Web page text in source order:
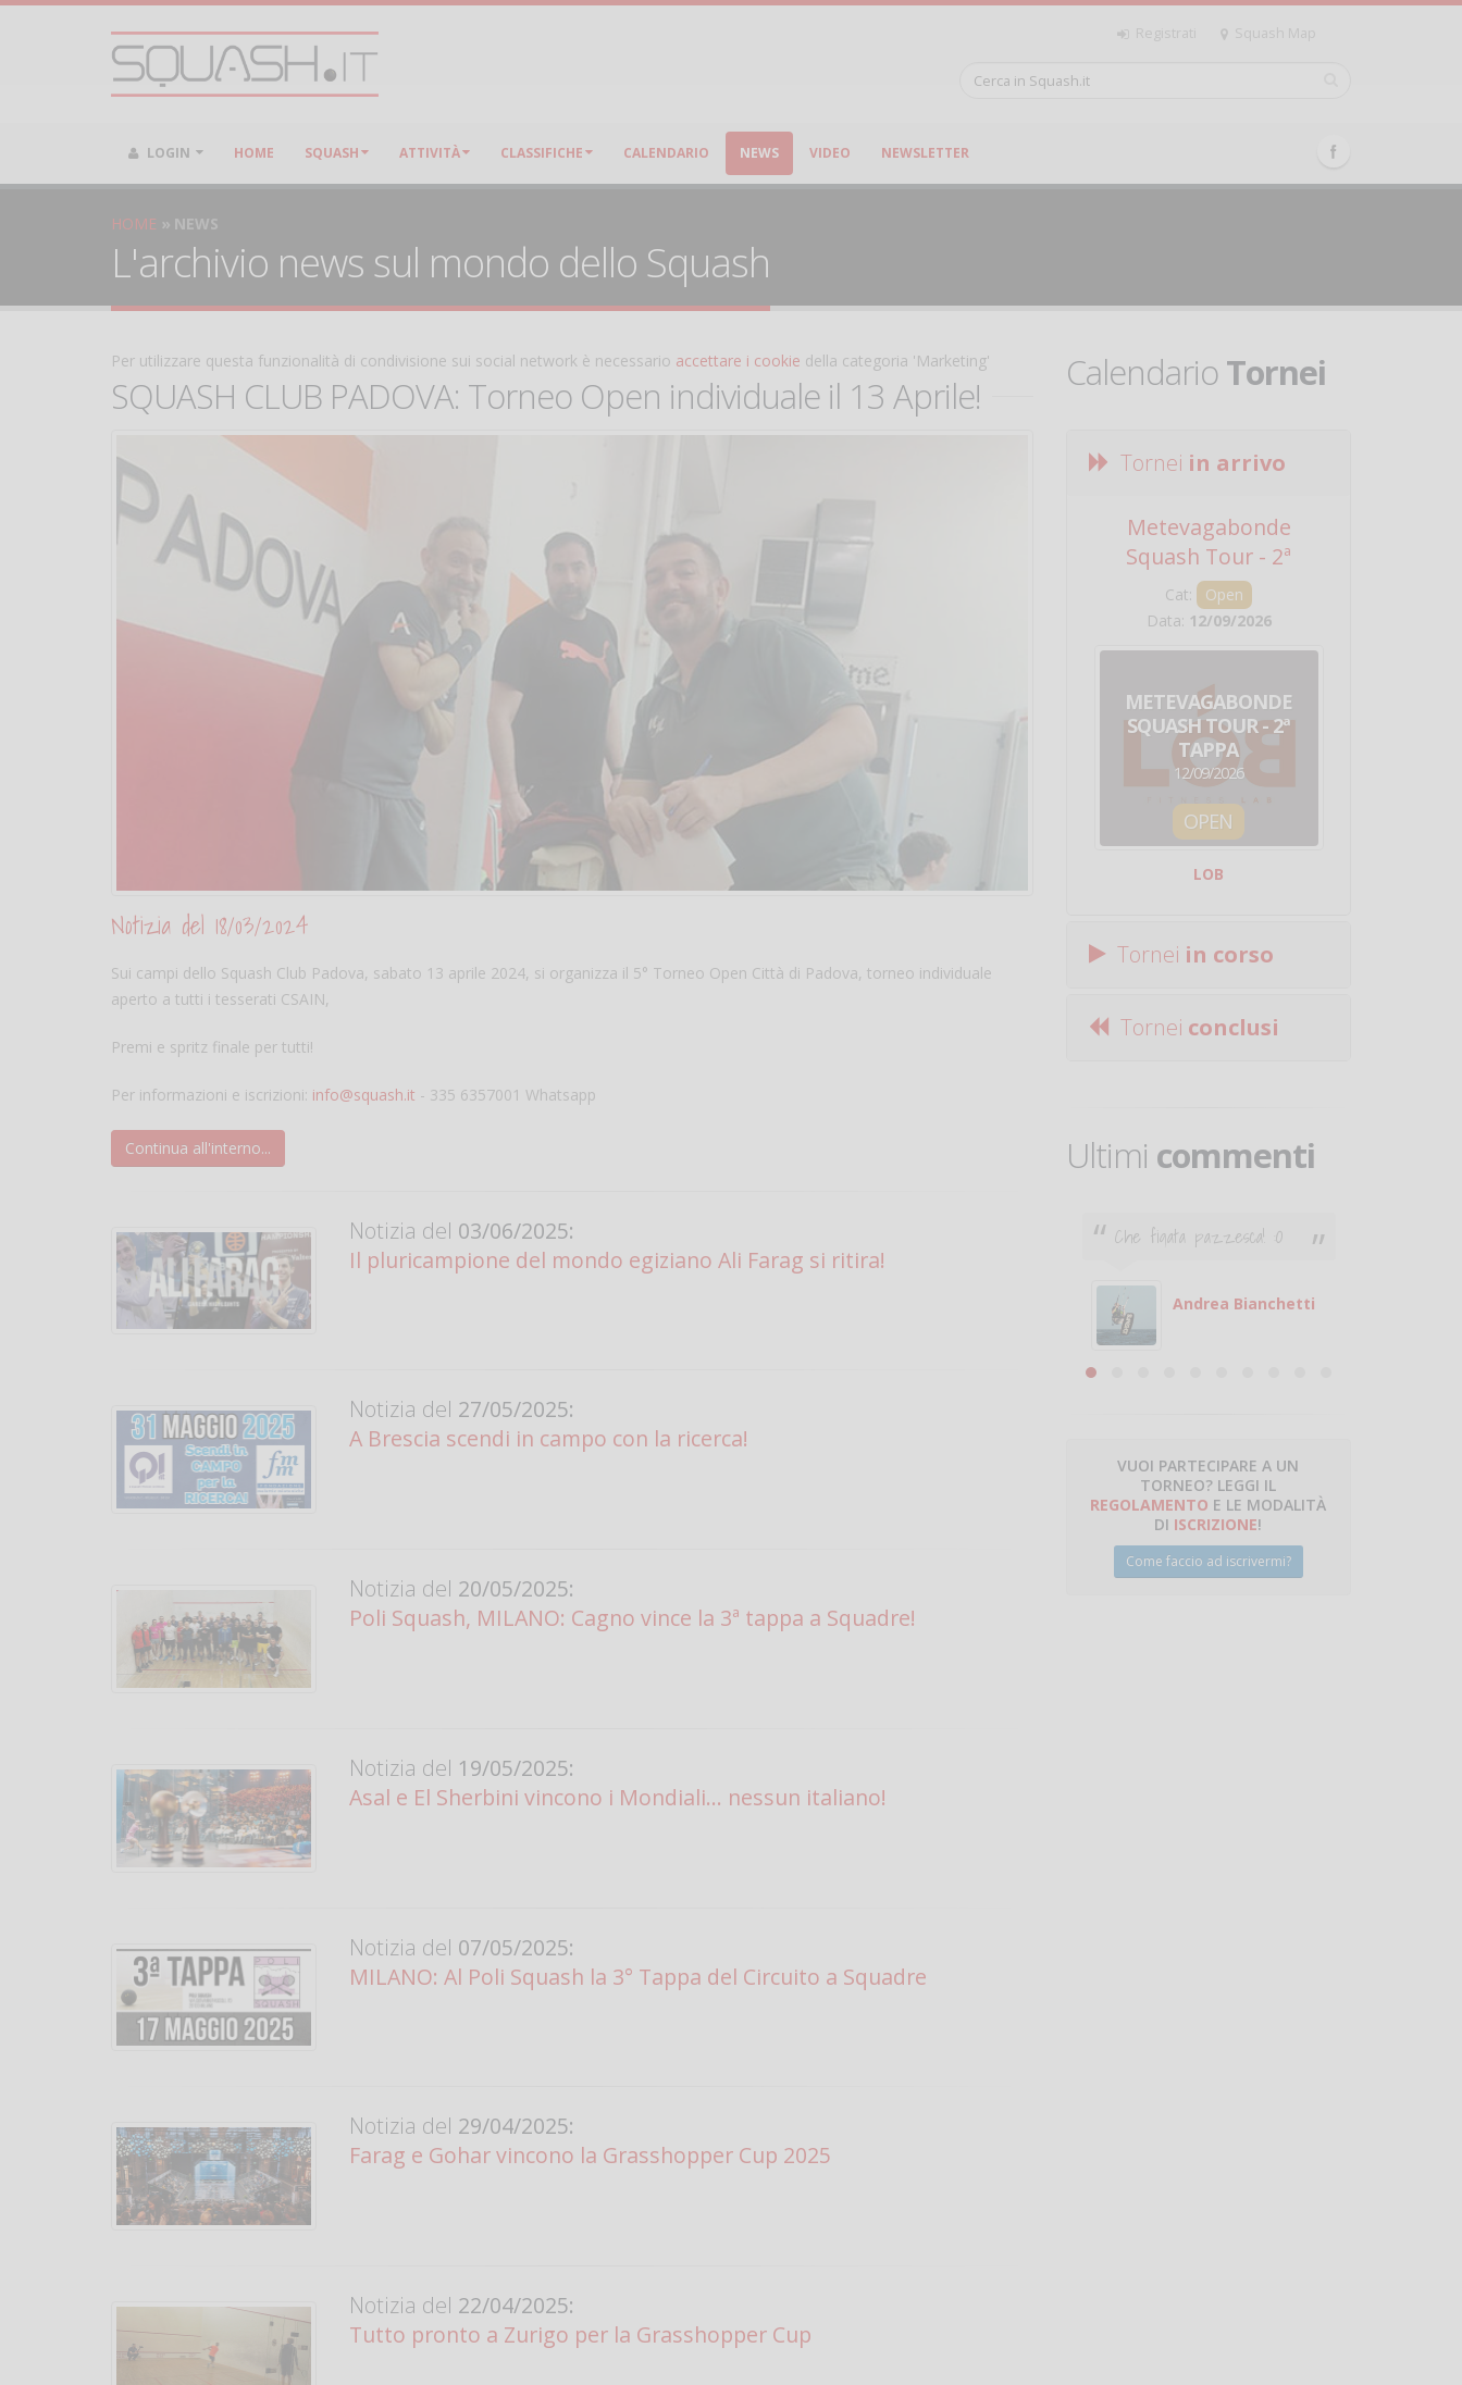
Registrati Squash Map
LOGIN HOME SQUASH ATTIVITÀ CLASSIFICHE CALENDARIO NEWS VIDEO NEWSLETTER
HOME NEWS
L'archivio news sul mondo dello Squash
Per utilizzare questa funzionalità di condivisione sui social network è necessario accettare i cookie della categoria 'Marketing'
SQUASH CLUB PADOVA: Torneo Open individuale il 13 Aprile!
Notizia del 18/03/2024
Sui campi dello Squash Club Padova, sabato 13 aprile 2024, si organizza il 5° Torneo Open Città di Padova, torneo individuale
aperto a tutti i tesserati CSAIN,
Premi e spritz finale per tutti!
Per informazioni e iscrizioni: info@squash.it - 335 6357001 Whatsapp
Continua all'interno...
Notizia del 03/06/2025:
Il pluricampione del mondo egiziano Ali Farag si ritira!
Notizia del 27/05/2025:
A Brescia scendi in campo con la ricerca!
Notizia del 20/05/2025:
Poli Squash, MILANO: Cagno vince la 3ª tappa a Squadre!
Notizia del 19/05/2025:
Asal e El Sherbini vincono i Mondiali... nessun italiano!
Notizia del 07/05/2025:
MILANO: Al Poli Squash la 3° Tappa del Circuito a Squadre
Notizia del 29/04/2025:
Farag e Gohar vincono la Grasshopper Cup 2025
Notizia del 22/04/2025:
Tutto pronto a Zurigo per la Grasshopper Cup
CalendarioTornei
Tornei in arrivo
Metevagabonde
Squash Tour - 2ª
Tappa
Cat:
Open
Data: 12/09/2026
METEVAGABONDE
SQUASH TOUR - 2ª
TAPPA
12/09/2026
OPEN
LOB
Tornei in corso
Tornei conclusi
Ultimi commenti
Che figata pazzesca! :O
Andrea Bianchetti
VUOI PARTECIPARE A UN
TORNEO? LEGGI IL
REGOLAMENTO E LE MODALITÀ
DI ISCRIZIONE!
Come faccio ad iscrivermi?